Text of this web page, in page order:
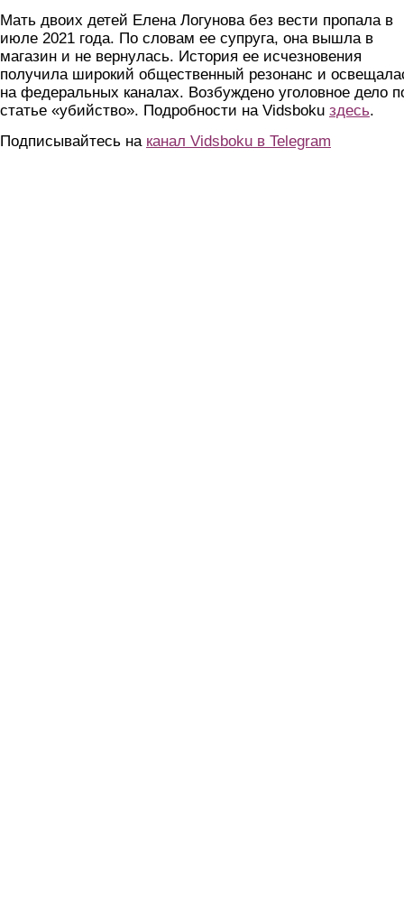
Мать двоих детей Елена Логунова без вести пропала в
июле 2021 года. По словам ее супруга, она вышла в
магазин и не вернулась. История ее исчезновения
получила широкий общественный резонанс и
на федеральных каналах. Возбуждено уголовное дело
статье «убийство». Подробности на Vidsboku здесь.
Подписывайтесь на канал Vidsboku в Telegram